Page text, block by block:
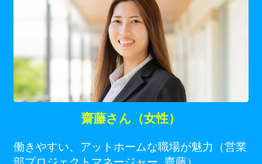
齋藤さん（女性）
働きやすい、アットホームな職場が魅力（営業